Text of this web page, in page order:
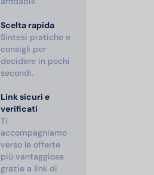
Scelta rapida
Sintesi pratiche e
consigli per
decidere in pochi
secondi.
Link sicuri e
verificati
Ti
accompagniamo
verso le offerte
più vantaggiose
grazie a link di